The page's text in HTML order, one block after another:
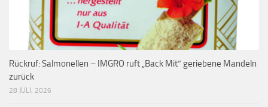
Rückruf: Salmonellen – IMGRO ruft „Back Mit“ geriebene Mandeln
zurück
28 JULI, 2026